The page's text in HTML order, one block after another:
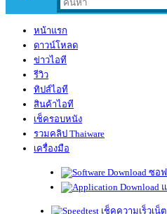
หน้าแรก
ดาวน์โหลด
ข่าวไอที
รีวิว
ทิปส์ไอที
สินค้าไอที
เช็ครอบหนัง
รวมคลิป Thaiware
เครื่องมือ
ซอ
เช็คความเร็วเน็ต